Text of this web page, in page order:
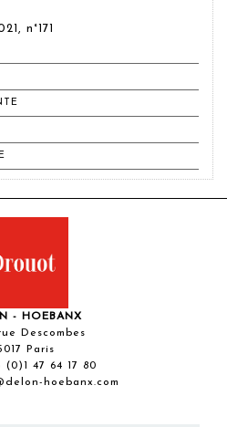
n°171
- HOEBANX
Descombes
Paris
(0)1 47 64 17 80
hoebanx.com